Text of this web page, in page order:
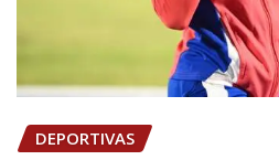
DEPORTIVAS